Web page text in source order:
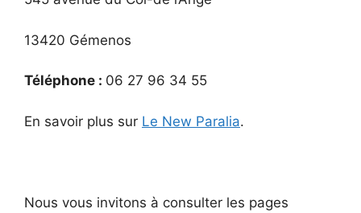
13420 Gémenos
Téléphone : 06 27 96 34 55
En savoir plus sur Le New Paralia.
Nous vous invitons à consulter les pages